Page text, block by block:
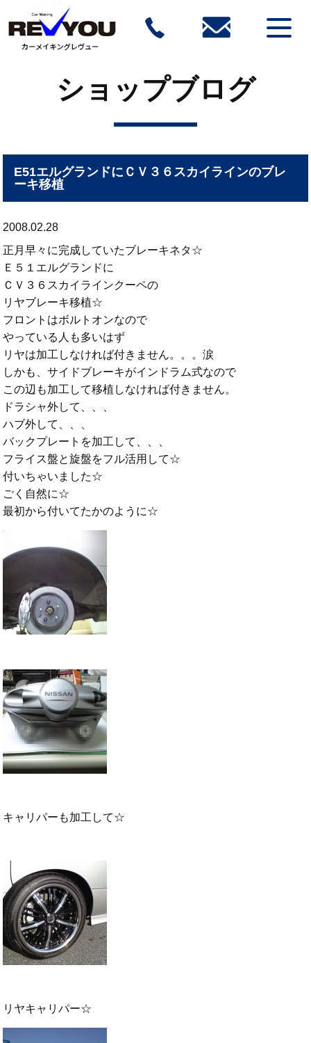
ショップブログ
E51エルグランドにＣＶ３６スカイラインのブレ
ーキ移植
2008.02.28
正月早々に完成していたブレーキネタ☆
Ｅ５１エルグランドに
ＣＶ３６スカイラインクーペの
リヤブレーキ移植☆
フロントはボルトオンなので
やっている人も多いはず
リヤは加工しなければ付きません。。。涙
しかも、サイドブレーキがインドラム式なので
この辺も加工して移植しなければ付きません。
ドラシャ外して、、、
ハブ外して、、、
バックプレートを加工して、、、
フライス盤と旋盤をフル活用して☆
付いちゃいました☆
ごく自然に☆
最初から付いてたかのように☆
キャリパーも加工して☆
リヤキャリパー☆